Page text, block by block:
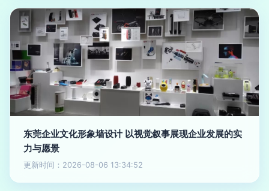
东莞企业文化形象墙设计 以视觉叙事展现企业发展的实
力与愿景
更新时间：2026-08-06 13:34:52